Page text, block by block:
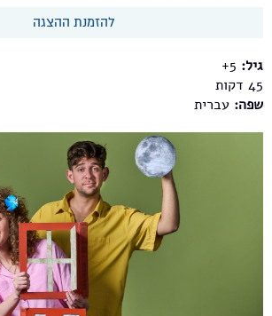
להזמנת ההצגה
גיל: 5+
45
שפה: עברית